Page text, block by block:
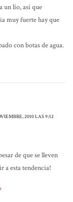
un lío, así que
muy fuerte hay que
con botas de agua.
2010 LAS 9:52
de que se lleven
a esta tendencia!